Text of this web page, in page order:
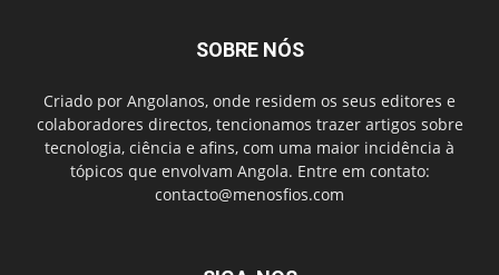
SOBRE NÓS
Criado por Angolanos, onde residem os seus editores e
colaboradores directos, tencionamos trazer artigos sobre
tecnologia, ciência e afins, com uma maior incidência à
tópicos que envolvam Angola. Entre em contato:
contacto@menosfios.com